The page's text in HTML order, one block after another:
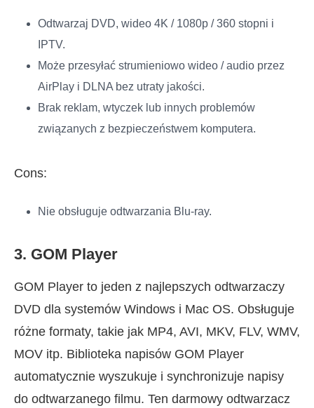
Odtwarzaj DVD, wideo 4K / 1080p / 360 stopni i
IPTV.
Może przesyłać strumieniowo wideo / audio przez
AirPlay i DLNA bez utraty jakości.
Brak reklam, wtyczek lub innych problemów
związanych z bezpieczeństwem komputera.
Cons:
Nie obsługuje odtwarzania Blu-ray.
3. GOM Player
GOM Player to jeden z najlepszych odtwarzaczy
DVD dla systemów Windows i Mac OS. Obsługuje
różne formaty, takie jak MP4, AVI, MKV, FLV, WMV,
MOV itp. Biblioteka napisów GOM Player
automatycznie wyszukuje i synchronizuje napisy
do odtwarzanego filmu. Ten darmowy odtwarzacz